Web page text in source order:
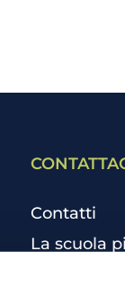
Contatti
La scuola